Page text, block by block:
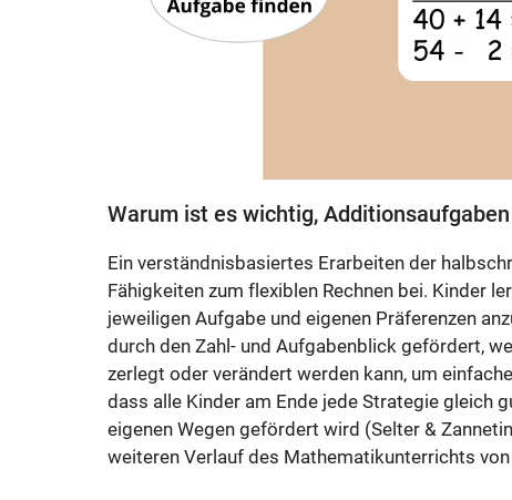
Warum ist es wichtig,
Ein verständnisbasiertes Erarbeiten der
Fähigkeiten zum flexiblen Rechnen bei. Kinder
jeweiligen Aufgabe und eigenen Präferenzen
durch den Zahl- und Aufgabenblick gefördert,
zerlegt oder verändert werden kann, um
dass alle Kinder am Ende jede Strategie gleich
eigenen Wegen gefördert wird (Selter &
weiteren Verlauf des Mathematikunterrichts